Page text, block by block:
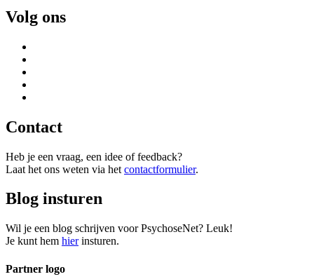
Volg ons
Contact
Heb je een vraag, een idee of feedback?
Laat het ons weten via het contactformulier.
Blog insturen
Wil je een blog schrijven voor PsychoseNet? Leuk!
Je kunt hem hierinsturen.
Partner logo